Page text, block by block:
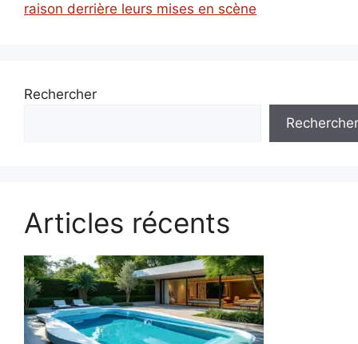
raison derrière leurs mises en scène
Rechercher
Rechercher
Articles récents